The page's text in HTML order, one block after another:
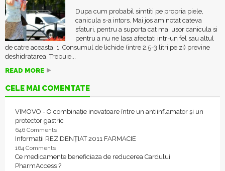
Dupa cum probabil simtiti pe propria piele,
canicula s-a intors. Mai jos am notat cateva
sfaturi, pentru a suporta cat mai usor canicula si
pentru a nu ne lasa afectati intr-un fel sau altul
de catre aceasta. 1. Consumul de lichide (intre 2,5-3 litri pe zi) previne
deshidratarea. Trebuie...
READ MORE
CELE MAI COMENTATE
VIMOVO - O combinație inovatoare între un antiinflamator și un
protector gastric
646 Comments
Informații REZIDENȚIAT 2011 FARMACIE
164 Comments
Ce medicamente beneficiaza de reducerea Cardului
PharmAccess ?